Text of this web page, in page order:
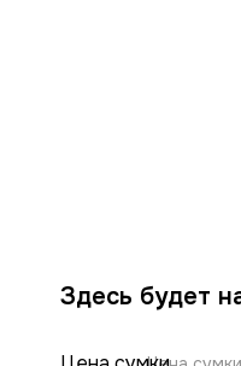
Здесь будет